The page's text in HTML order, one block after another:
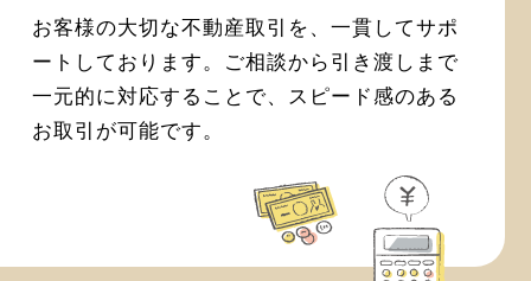
お客様の大切な不動産取引を、一貫してサポ
ートしております。ご相談から引き渡しまで
一元的に対応することで、スピード感のある
お取引が可能です。